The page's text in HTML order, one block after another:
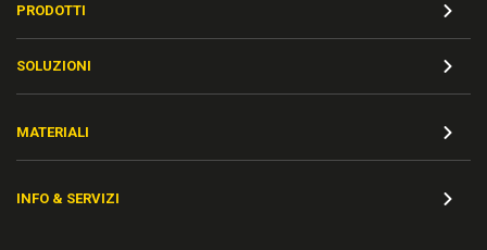
PRODOTTI
SOLUZIONI
MATERIALI
INFO & SERVIZI